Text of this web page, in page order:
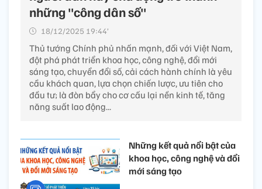
những "công dân số"
18/12/2025 19:44’
Thủ tướng Chính phủ nhấn mạnh, đối với Việt Nam,
đột phá phát triển khoa học, công nghệ, đổi mới
sáng tạo, chuyển đổi số, cải cách hành chính là yêu
cầu khách quan, lựa chọn chiến lược, ưu tiên cho
đầu tư; là đòn bẩy cho cơ cấu lại nền kinh tế, tăng
năng suất lao động...
Những kết quả nổi bật của
khoa học, công nghệ và đổi
mới sáng tạo